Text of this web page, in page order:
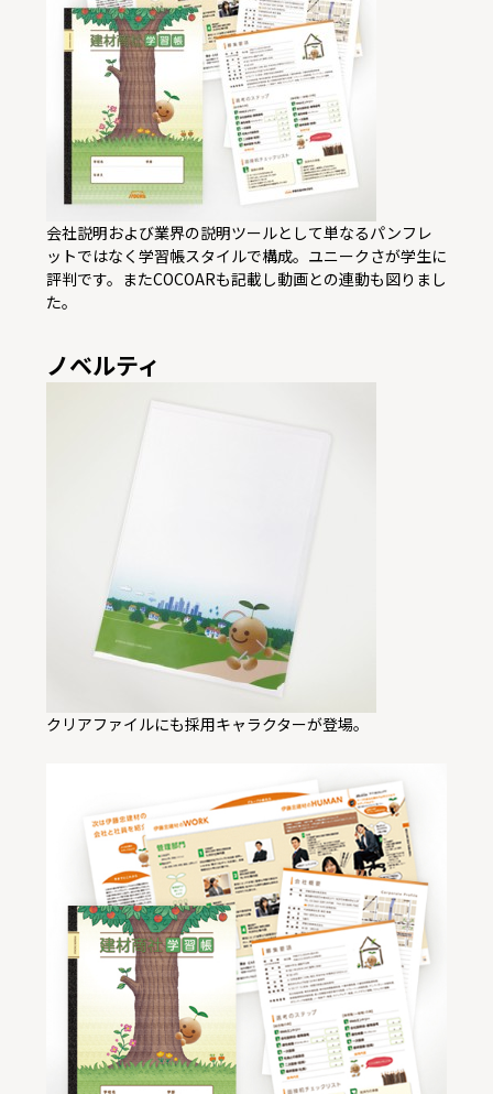
会社説明および業界の説明ツールとして単なるパンフレ
ットではなく学習帳スタイルで構成。ユニークさが学生に
評判です。またCOCOARも記載し動画との連動も図りまし
た。
ノベルティ
クリアファイルにも採用キャラクターが登場。